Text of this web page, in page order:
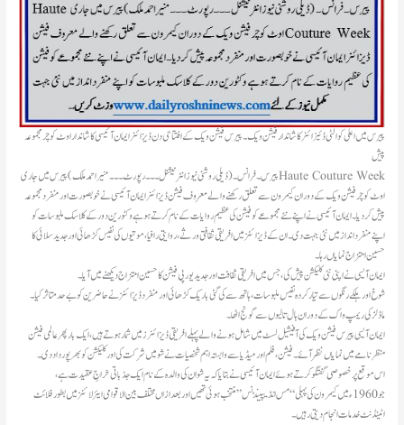
پیرس میں اعلی کوالٹی ڈئیزائنر کا شاندار فیشن ویک۔ پیرس فیشن ویک کے افتتاحی دن ڈیزائنر ایمان آئیسی کا شاندار اوٹ کوچر مجموعہ
پیش
اوٹ کوچر فیشن ویک کے دوران کیمرون سے تعلق رکھنے والے معروف فیشن ڈیزائنر ایمان آئیسی نے خوبصورت اور منفرد مجموعہ
پیش کر دیا۔ ایمان آئیسی نے اپنے نئے مجموعے کو فیشن کی عظیم روایات کے نام کرتے ہوہے وکٹورین دور کے کلاسک ملبوسات کو
اپنے منفرد انداز میں نئی جہت دی۔ ان کے ڈیزائنز میں افریقی ثقافتی ورثے، روایتی رافیا، موتیوں کی نفیس کڑھائی اور جدید سلائی کا
حسین امتزاج نمایاں رہا۔
ایمان آیسی نے اپنی نئی کلیکشن پیش کی، جس میں افریقی ثقافت اور جدید یورپی فیشن کا حسین امتزاج دیکھنے میں آیا۔
شوخ اور ہلکے رنگوں سے تیار کردہ نفیس ملبوسات، ہاتھ سے کی گئی باریک کڑھائی اور منفرد ڈیزائنز نے حاضرین کو بے حد متاثر کیا۔
ماڈلز کی ریمپ واک کے دوران ہال تالیوں سے گونج اٹھا۔
ایمان آیسی پیرس فیشن ویک کی آفیشیل لسٹ میں شامل ہونے والے پہلے افریقی ڈیزائنرز میں شمار ہوتے ہیں، ایک بار پھر عالمی فیشن
منظرنامے میں نمایاں نظر آئے۔فیشن، فلم اور میڈیا سے وابستہ اہم شخصیات نے شو میں شرکت کی اور کلیکشن کو بھرپور داد دی۔
اس موقع پر خصوصی گفتگو کرتے ہوئے ایمان آئیسی نے بتایا کہ یہ شو ان کی والدہ کے نام ایک جذباتی خراجِ عقیدت ہے،
جو 1960ء میں کیمرون کی پہلی “مس انڈیپینڈنس” منتخب ہوئی تھیں اور بعد ازاں مختلف بین الاقوامی ایئر لائنز میں بطور فلائٹ
اٹینڈنٹ خدمات انجام دیتی رہیں۔